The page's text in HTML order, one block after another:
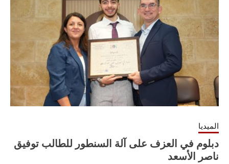
الميديا
دبلوم في العزف على آلة السنطور للطالب توفيق
ناصر الأسعد